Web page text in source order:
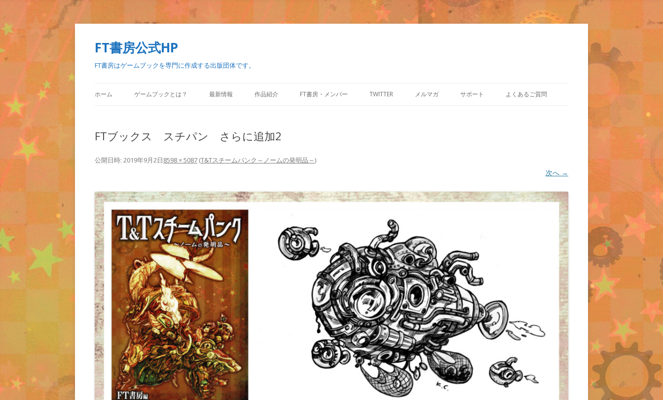
FT書房公式HP
FT書房はゲームブックを専門に作成する出版団体です。
ン
テ
ホーム ゲームブックとは？ 最新情報 作品紹介 FT書房・メンバー TWITTER メルマガ サポート よくあるご質問
FTブックス スチパン さらに追加2
公開日時: 2019年9月2日8598 × 5087 (T&Tスチームパンク～ノームの発明品～)
次へ →